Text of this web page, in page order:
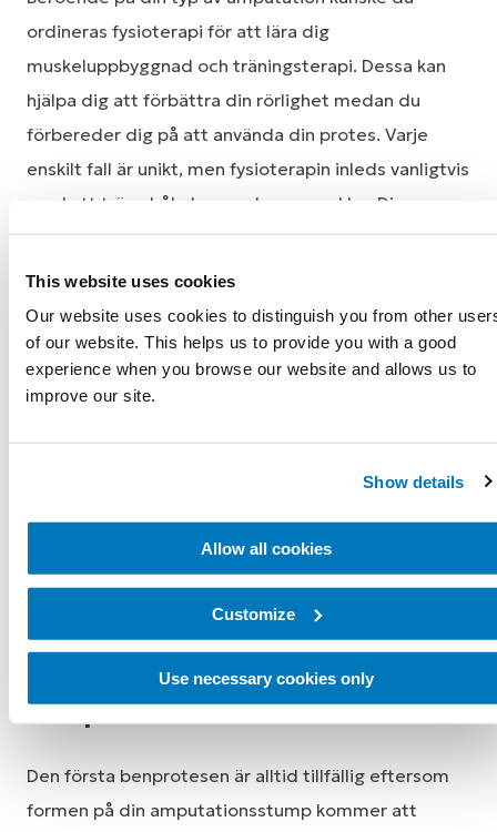
This website uses cookies
Our website uses cookies to distinguish you from other
of our website. This helps us to provide you with a good
experience when you browse our website and allows us to
improve our site.
Show details
Allow all cookies
Customize
Use necessary cookies only
ordineras fysioterapi för att lära dig
muskeluppbyggnad och träningsterapi. Dessa kan
hjälpa dig att förbättra din rörlighet medan du
förbereder dig på att använda din protes. Varje
enskilt fall är unikt, men fysioterapin inleds vanligtvis
med att träna bål-, ben- och armmuskler. Din
fysioterapeut kommer att vägleda dig och visa dig
lämpliga övningar. Dessa kan utföras liggande,
sittande och stående. Fråga din läkare om
fysioterapi behövs under din rehabilitering.
Det är mycket viktigt att sköta och ta hand om din
amputationsstump ordentligt efter amputationen.
Viktiga förslag finns här.
Initial tillpassning av
benprotesen
Den första benprotesen är alltid tillfällig eftersom
formen på din amputationsstump kommer att